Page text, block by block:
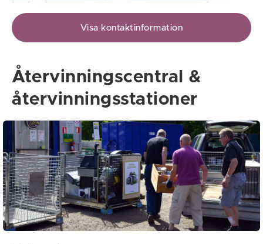
Visa kontaktinformation
Återvinningscentral &
återvinningsstationer